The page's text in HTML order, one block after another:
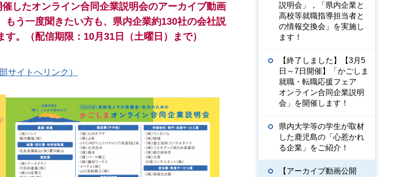
したオンライン合同企業説明会のアーカイブ動画
う一度聞きたい方も、県内企業約130社の会社説
。（配信期限：10月31日（土曜日）まで）
サイトへリンク）
説明会」，「県内企業と
高校等就職指導担当者と
の情報交換会」を実施し
ます！
【終了しました】【3月5
日～7日開催】「かごしま
就職・転職応援フェア
オンライン合同企業説明
会」を開催します！
県内大学等の学生が取材
した鹿児島の「心惹かれ
る企業」をご紹介！
【アーカイブ動画公開